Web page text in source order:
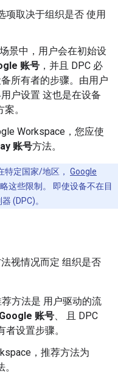
项取决于组织是否 使用
景中，用户会在初始设
账号 ，并且 DPC 必
所有者的步骤。由用户
户设置 这也是在设备
。
Workspace，您应使
账号方法。
特定国家/地区， Google
这些限制。 即使设备不在目
(DPC)。
视情况而定 组织是否
方法是 用户驱动的流
Google 账号、 且 DPC
设置步骤。
，推荐方法为